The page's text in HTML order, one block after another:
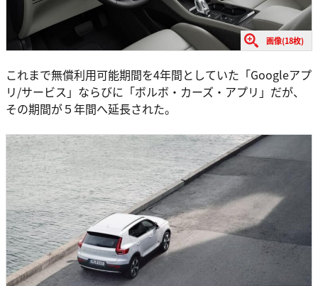
画像(18枚)
これまで無償利用可能期間を4年間としていた「Googleアプ
リ/サービス」ならびに「ボルボ・カーズ・アプリ」だが、
その期間が５年間へ延長された。